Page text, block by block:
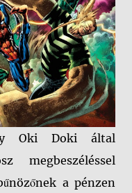
Oki Doki által
megbeszéléssel
a pénzen